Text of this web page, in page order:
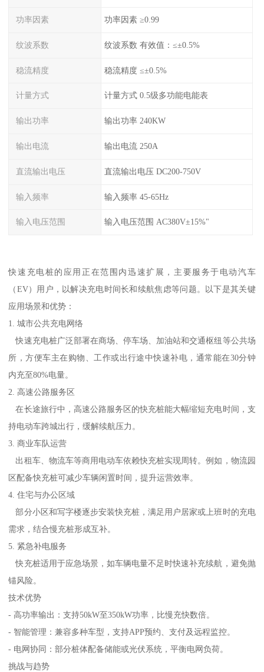
功率因素 功率因素 ≥0.99
纹波系数 纹波系数 有效值：≤±0.5%
稳流精度 稳流精度 ≤±0.5%
计量方式 计量方式 0.5级多功能电能表
输出功率 输出功率 240KW
输出电流 输出电流 250A
直流输出电压 直流输出电压 DC200-750V
输入频率 输入频率 45-65Hz
输入电压范围 输入电压范围 AC380V±15%"
快速充电桩的应用正在范围内迅速扩展，主要服务于电动汽车
（EV）用户，以解决充电时间长和续航焦虑等问题。以下是其关键
应用场景和优势：
1. 城市公共充电网络
快速充电桩广泛部署在商场、停车场、加油站和交通枢纽等公共场
所，方便车主在购物、工作或出行途中快速补电，通常能在30分钟
内充至80%电量。
2. 高速公路服务区
在长途旅行中，高速公路服务区的快充桩能大幅缩短充电时间，支
持电动车跨城出行，缓解续航压力。
3. 商业车队运营
出租车、物流车等商用电动车依赖快充桩实现周转。例如，物流园
区配备快充桩可减少车辆闲置时间，提升运营效率。
4. 住宅与办公区域
部分小区和写字楼逐步安装快充桩，满足用户居家或上班时的充电
需求，结合慢充桩形成互补。
5. 紧急补电服务
快充桩适用于应急场景，如车辆电量不足时快速补充续航，避免抛
锚风险。
技术优势
- 高功率输出：支持50kW至350kW功率，比慢充快数倍。
- 智能管理：兼容多种车型，支持APP预约、支付及远程监控。
- 电网协同：部分桩体配备储能或光伏系统，平衡电网负荷。
挑战与趋势